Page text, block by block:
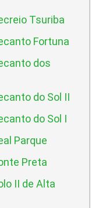
Tsuriba
Fortuna
dos
do Sol II
do Sol I
Parque
Preta
II de Alta